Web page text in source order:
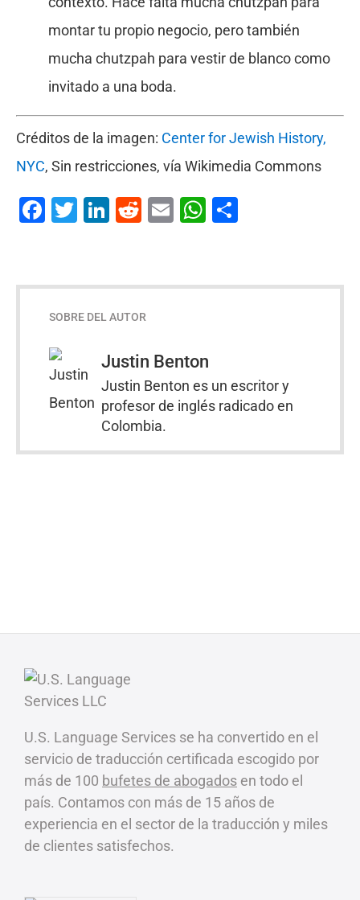
montar tu propio negocio, pero también
mucha chutzpah para vestir de blanco como
invitado a una boda.
Créditos de la imagen: Center for Jewish History,
NYC, Sin restricciones, vía Wikimedia Commons
Facebook
Twitter
LinkedIn
Reddit
EmailWhatsApp
Compartir
SOBRE DEL AUTOR
Justin Benton
Justin Benton es un escritor y
profesor de inglés radicado en
Colombia.
U.S. Language Services se ha convertido en el
servicio de traducción certificada escogido por
más de 100 bufetes de abogados en todo el
país. Contamos con más de 15 años de
experiencia en el sector de la traducción y miles
de clientes satisfechos.